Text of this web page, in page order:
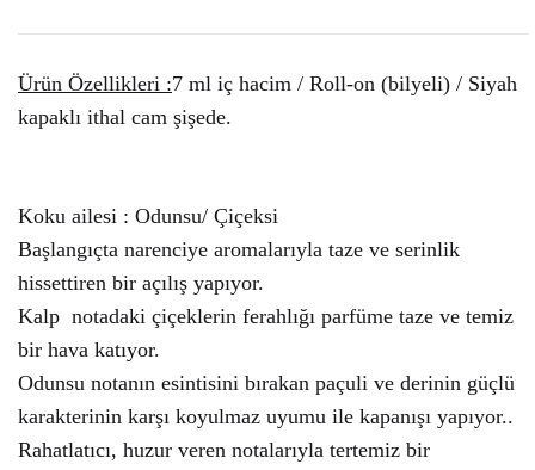
Ürün Özellikleri :7 ml iç hacim / Roll-on (bilyeli) / Siyah
kapaklı ithal cam şişede.
Koku ailesi : Odunsu/ Çiçeksi
Başlangıçta narenciye aromalarıyla taze ve serinlik
hissettiren bir açılış yapıyor.
Kalp notadaki çiçeklerin ferahlığı parfüme taze ve temiz
bir hava katıyor.
Odunsu notanın esintisini bırakan paçuli ve derinin güçlü
karakterinin karşı koyulmaz uyumu ile kapanışı yapıyor..
Rahatlatıcı, huzur veren notalarıyla tertemiz bir